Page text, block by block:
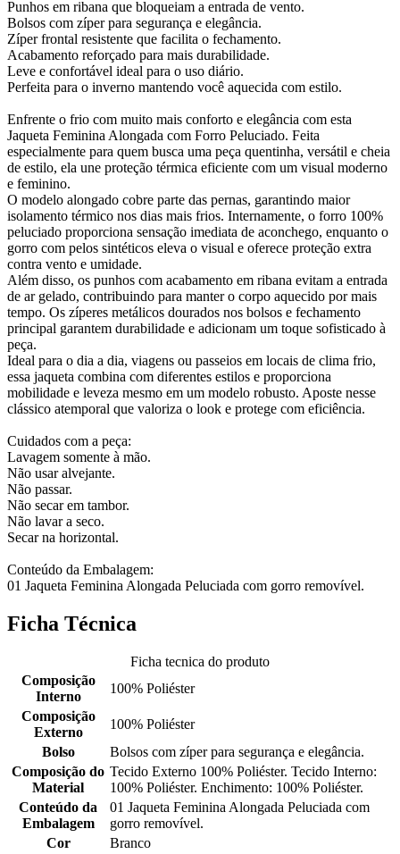
Punhos em ribana que bloqueiam a entrada de vento.
Bolsos com zíper para segurança e elegância.
Zíper frontal resistente que facilita o fechamento.
Acabamento reforçado para mais durabilidade.
Leve e confortável ideal para o uso diário.
Perfeita para o inverno mantendo você aquecida com estilo.
Enfrente o frio com muito mais conforto e elegância com esta
Jaqueta Feminina Alongada com Forro Peluciado. Feita
especialmente para quem busca uma peça quentinha, versátil e cheia
de estilo, ela une proteção térmica eficiente com um visual moderno
e feminino.
O modelo alongado cobre parte das pernas, garantindo maior
isolamento térmico nos dias mais frios. Internamente, o forro 100%
peluciado proporciona sensação imediata de aconchego, enquanto o
gorro com pelos sintéticos eleva o visual e oferece proteção extra
contra vento e umidade.
Além disso, os punhos com acabamento em ribana evitam a entrada
de ar gelado, contribuindo para manter o corpo aquecido por mais
tempo. Os zíperes metálicos dourados nos bolsos e fechamento
principal garantem durabilidade e adicionam um toque sofisticado à
peça.
Ideal para o dia a dia, viagens ou passeios em locais de clima frio,
essa jaqueta combina com diferentes estilos e proporciona
mobilidade e leveza mesmo em um modelo robusto. Aposte nesse
clássico atemporal que valoriza o look e protege com eficiência.
Cuidados com a peça:
Lavagem somente à mão.
Não usar alvejante.
Não passar.
Não secar em tambor.
Não lavar a seco.
Secar na horizontal.
Conteúdo da Embalagem:
01 Jaqueta Feminina Alongada Peluciada com gorro removível.
Ficha Técnica
Ficha tecnica do produto
Composição
Interno
100% Poliéster
Composição
Externo
100% Poliéster
Bolso
Bolsos com zíper para segurança e elegância.
Composição do
Material
Tecido Externo 100% Poliéster. Tecido Interno:
100% Poliéster. Enchimento: 100% Poliéster.
Conteúdo da
Embalagem
01 Jaqueta Feminina Alongada Peluciada com
gorro removível.
Cor
Branco